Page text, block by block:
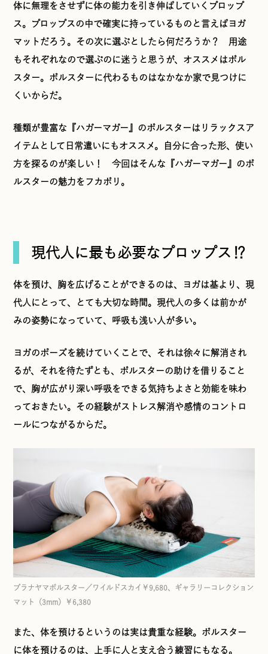
体に無理をさせずに体の能力を引き伸ばしていくプロップ
ス。プロップスの中で確実に持っているものと言えばヨガ
マットだろう。その次に選ぶとしたら何だろうか？ 用途
もそれぞれなので選ぶのに迷うと思うが、オススメはボル
スター。ボルスターに代わるものはなかなか家で見つけに
くいからだ。
種類が豊富な『ハガーマガー』のボルスターはリラックスア
イテムとして日常遣いにもオススメ。自分に合った形、使い
方を探るのが楽しい！ 今回はそんな『ハガーマガー』のボ
ルスターの魅力をフカボリ。
現代人に最も必要なプロップス⁉
体を預け、胸を広げることができるのは、ヨガは基より、現
代人にとって、とても大切な時間。現代人の多くは前かが
みの姿勢になっていて、呼吸も浅い人が多い。
ヨガのポーズを続けていくことで、それは徐々に解消され
るが、それを待たずとも、ボルスターの助けを借りること
で、胸が広がり深い呼吸をできる気持ちよさと効能を味わ
っておきたい。その経験がストレス解消や感情のコントロ
ールにつながるからだ。
プラナヤマボルスター／ワイルドスカイ￥9,680、ギャラリーコレクション
マット（3mm）￥6,380
また、体を預けるというのは実は貴重な経験。ボルスター
に体を預けるのは、上手に人と支え合う練習にもなる。